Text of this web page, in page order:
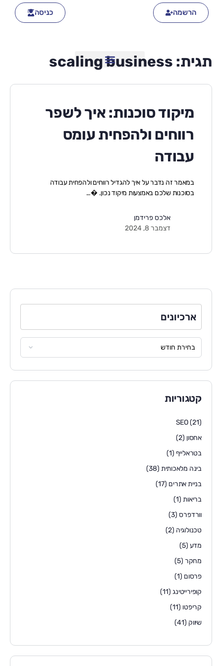
הרשמה כניסה
תגית: scaling business
מיקוד סוכנות: איך לשפר
רווחים ולהפחית עומס
עבודה
במאמר זה נדבר על איך להגדיל רווחים ולהפחית עבודה
בסוכנות שלכם באמצעות מיקוד נכון. �…
אלכס פרידמן
דצמבר 8, 2024
ארכיונים
קטגוריות
SEO(21)
אחסון (2)
בטראלייף (1)
בינה מלאכותית (38)
בניית אתרים (17)
בריאות(1)
וורדפרס (3)
טכנולוגיה (2)
מדע (5)
מחקר (5)
פרסום (1)
קופירייטינג(11)
קריפטו (11)
שיווק (41)